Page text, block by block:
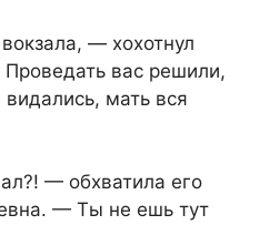
— хохотнул
вас решили,
мать вся
— обхватила его
— Ты не ешь тут